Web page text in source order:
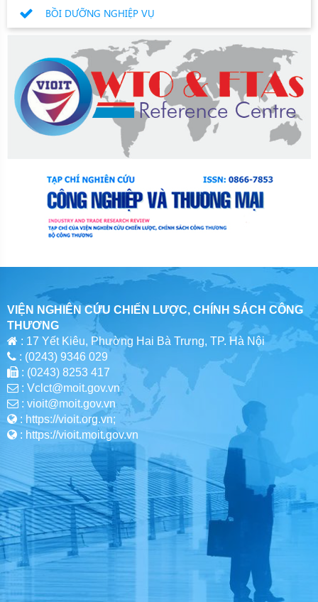
BỒI DƯỠNG NGHIỆP VỤ
VIỆN NGHIÊN CỨU CHIẾN LƯỢC, CHÍNH SÁCH CÔNG
THƯƠNG
: 17 Yết Kiêu, Phường Hai Bà Trưng, TP. Hà Nội
: (0243) 9346 029
: (0243) 8253 417
: Vclct@moit.gov.vn
: vioit@moit.gov.vn
: https://vioit.org.vn;
: https://vioit.moit.gov.vn